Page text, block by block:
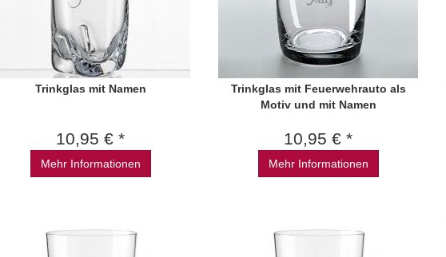
Trinkglas mit Namen
10,95 € *
Mehr Informationen
Trinkglas mit Feuerwehrauto als
Motiv und mit Namen
10,95 € *
Mehr Informationen